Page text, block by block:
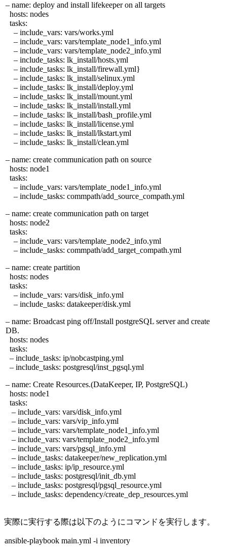
– name: deploy and install lifekeeper on all targets
hosts: nodes
tasks:
– include_vars: vars/works.yml
– include_vars: vars/template_node1_info.yml
– include_vars: vars/template_node2_info.yml
– include_tasks: lk_install/hosts.yml
– include_tasks: lk_install/firewall.yml}
– include_tasks: lk_install/selinux.yml
– include_tasks: lk_install/deploy.yml
– include_tasks: lk_install/mount.yml
– include_tasks: lk_install/install.yml
– include_tasks: lk_install/bash_profile.yml
– include_tasks: lk_install/license.yml
– include_tasks: lk_install/lkstart.yml
– include_tasks: lk_install/clean.yml
– name: create communication path on source
hosts: node1
tasks:
– include_vars: vars/template_node1_info.yml
– include_tasks: commpath/add_source_compath.yml
– name: create communication path on target
hosts: node2
tasks:
– include_vars: vars/template_node2_info.yml
– include_tasks: commpath/add_target_compath.yml
– name: create partition
hosts: nodes
tasks:
– include_vars: vars/disk_info.yml
– include_tasks: datakeeper/disk.yml
– name: Broadcast ping off/Install postgreSQL server and create
DB.
hosts: nodes
tasks:
– include_tasks: ip/nobcastping.yml
– include_tasks: postgresql/inst_pgsql.yml
– name: Create Resources.(DataKeeper, IP, PostgreSQL)
hosts: node1
tasks:
– include_vars: vars/disk_info.yml
– include_vars: vars/vip_info.yml
– include_vars: vars/template_node1_info.yml
– include_vars: vars/template_node2_info.yml
– include_vars: vars/pgsql_info.yml
– include_tasks: datakeeper/new_replication.yml
– include_tasks: ip/ip_resource.yml
– include_tasks: postgresql/init_db.yml
– include_tasks: postgresql/pgsql_resource.yml
– include_tasks: dependency/create_dep_resources.yml
実際に実行する際は以下のようにコマンドを実行します。
ansible-playbook main.yml -i inventory